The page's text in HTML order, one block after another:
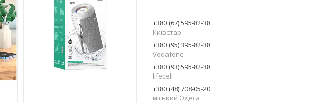
+380 (67) 595-82-38
Київстар
+380 (95) 395-82-38
Vodafone
+380 (93) 595-82-38
lifecell
+380 (48) 708-05-20
міський Одеса